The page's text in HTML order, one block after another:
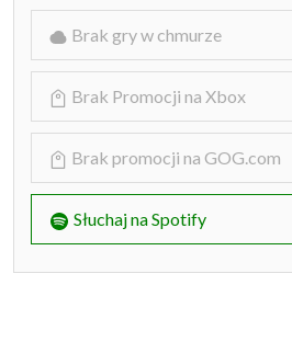
Brak gry w chmurze
Brak Promocji na Xbox
Brak promocji na GOG.com
Słuchaj na Spotify